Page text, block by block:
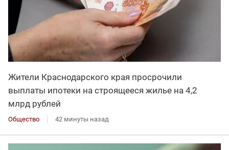
Жители Краснодарского края просрочили
выплаты ипотеки на строящееся жилье на 4,2
млрд рублей
Общество 42 минуты назад